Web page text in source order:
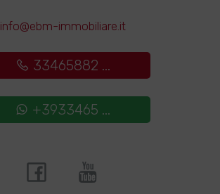
info@ebm-immobiliare.it
33465882 ...
+3933465 ...